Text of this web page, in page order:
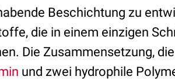
Beschichtung zu
die in einem einzigen
Die Zusammensetzung,
und zwei hydrophile